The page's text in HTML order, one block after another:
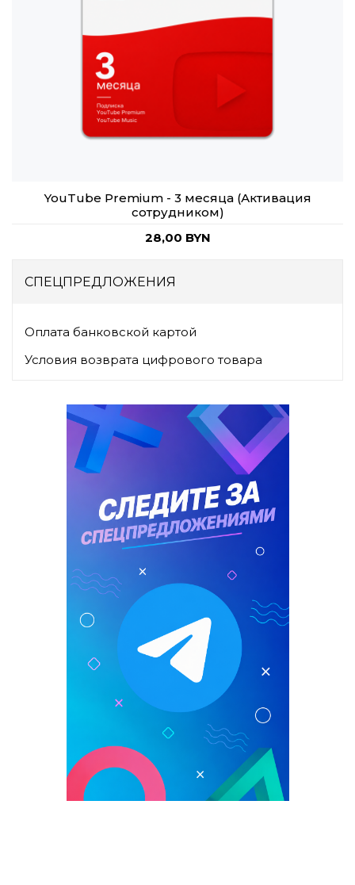
YouTube Premium - 3 месяца (Активация
сотрудником)
28,00 BYN
СПЕЦПРЕДЛОЖЕНИЯ
Оплата банковской картой
Условия возврата цифрового товара